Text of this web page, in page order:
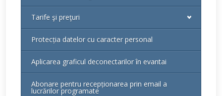
Tarife şi preţuri
Protecția datelor cu caracter personal
Aplicarea graficul deconectarilor în evantai
Abonare pentru recepționarea prin email a
lucrărilor programate